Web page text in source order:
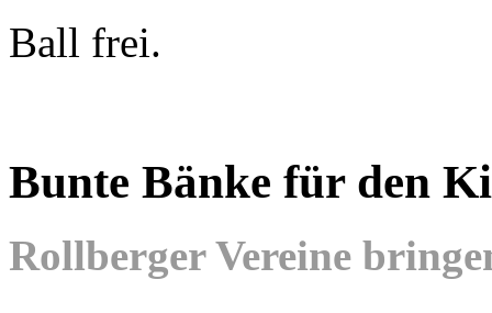
Ball frei.
Bunte Bänke für den
Rollberger Vereine